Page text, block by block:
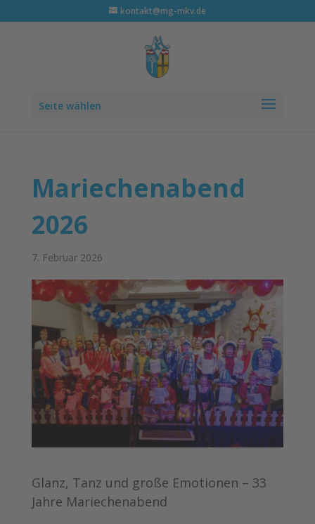
kontakt@mg-mkv.de
Seite wählen
Mariechenabend
2026
7. Februar 2026
Glanz, Tanz und große Emotionen – 33
Jahre Mariechenabend